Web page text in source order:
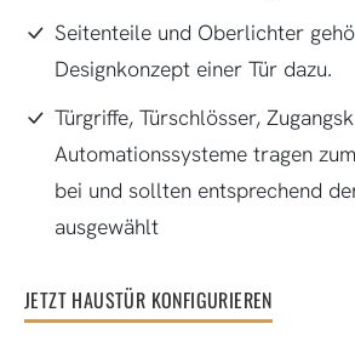
Seitenteile und Oberlichter
Designkonzept einer Tür dazu.
Türgriffe, Türschlösser,
Automationssysteme tragen
bei und sollten entsprechend
ausgewählt
JETZT HAUSTÜR KONFIGURIEREN